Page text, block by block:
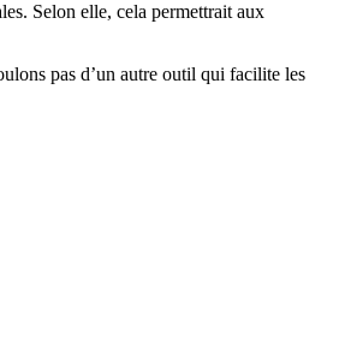
Selon elle, cela permettrait aux
pas d’un autre outil qui facilite les